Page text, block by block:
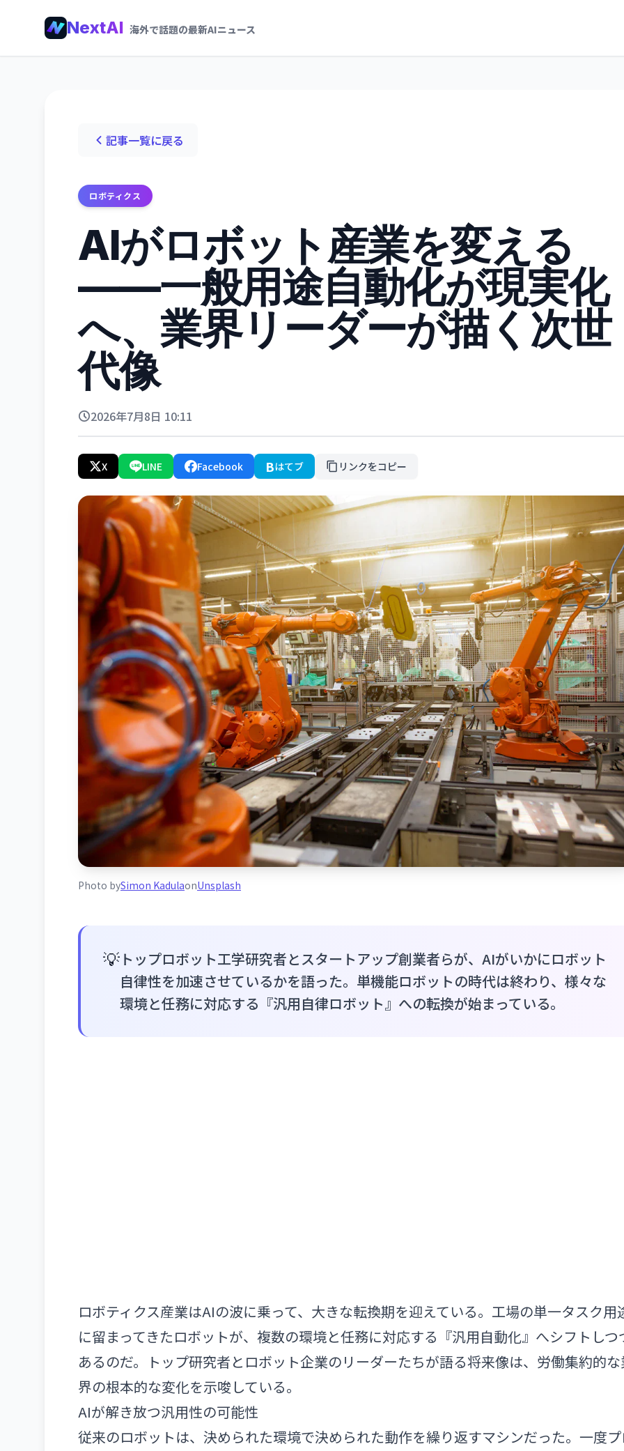
NextAI 海外で話題の最新AIニュース
記事一覧に戻る
ロボティクス
AIがロボット産業を変える
——一般用途自動化が現実化
へ、業界リーダーが描く次世
代像
2026年7月8日 10:11
X LINE Facebook Bはてブ リンクをコピー
Photo bySimon KadulaonUnsplash
💡 トップロボット工学研究者とスタートアップ創業者らが、AIがいかにロボット
自律性を加速させているかを語った。単機能ロボットの時代は終わり、様々な
環境と任務に対応する『汎用自律ロボット』への転換が始まっている。
ロボティクス産業はAIの波に乗って、大きな転換期を迎えている。工場の単一タスク用
に留まってきたロボットが、複数の環境と任務に対応する『汎用自動化』へシフトしつ
あるのだ。トップ研究者とロボット企業のリーダーたちが語る将来像は、労働集約的な
界の根本的な変化を示唆している。
AIが解き放つ汎用性の可能性
従来のロボットは、決められた環境で決められた動作を繰り返すマシンだった。一度プ